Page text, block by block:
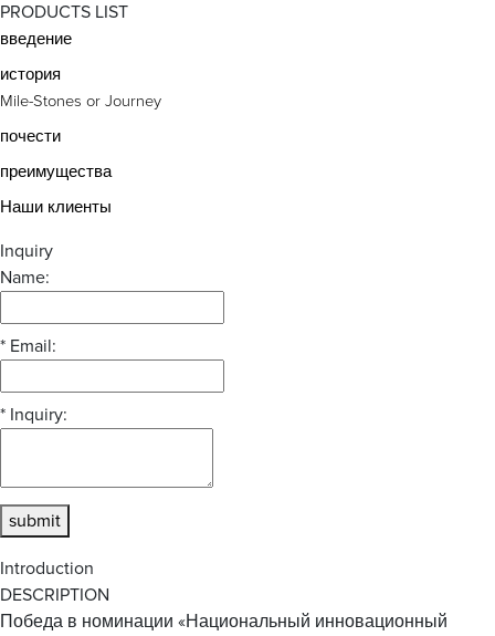
PRODUCTS LIST
введение
история
Mile-Stones or Journey
почести
преимущества
Наши клиенты
Inquiry
Name:
* Email:
* Inquiry:
submit
Introduction
DESCRIPTION
Победа в номинации «Национальный инновационный